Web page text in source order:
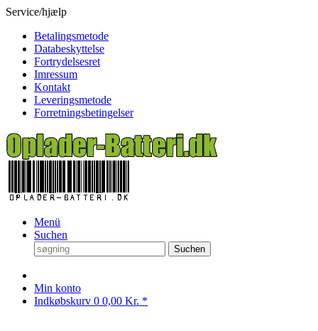
Service/hjælp
Betalingsmetode
Databeskyttelse
Fortrydelsesret
Imressum
Kontakt
Leveringsmetode
Forretningsbetingelser
Menü
Suchen
Suchen
Min konto
Indkøbskurv 0 0,00 Kr. *